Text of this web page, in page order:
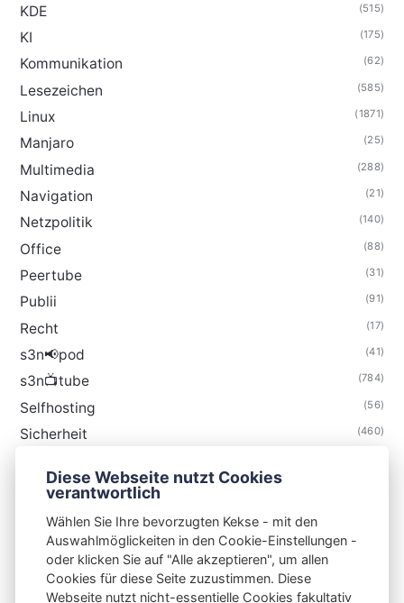
KDE (515)
KI (175)
Kommunikation (62)
Lesezeichen (585)
Linux (1871)
Manjaro (25)
Multimedia (288)
Navigation (21)
Netzpolitik (140)
Office (88)
Peertube (31)
Publii (91)
Recht (17)
s3n📢pod (41)
s3n📺tube (784)
Selfhosting (56)
Sicherheit (460)
Thunderbird
S3N🧩NET
Diese Webseite nutzt Cookies
verantwortlich
Wählen Sie Ihre bevorzugten Kekse - mit den
Auswahlmöglickeiten in den Cookie-Einstellungen -
oder klicken Sie auf "Alle akzeptieren", um allen
Cookies für diese Seite zuzustimmen. Diese
Webseite nutzt nicht-essentielle Cookies fakultativ